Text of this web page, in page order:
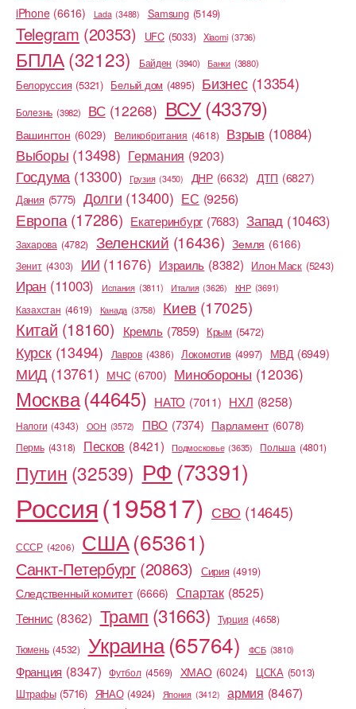
iPhone (6616) Lada (3488) Samsung (5149)
Telegram (20353) UFC (5033) Xiaomi (3736)
БПЛА(32123) Байден (3940) Банки (3880)
Белоруссия (5321) Белый дом (4895) Бизнес (13354)
Болезнь (3982) ВС (12268) ВСУ(43379)
Вашингтон (6029) Великобритания (4618) Взрыв (10884)
Выборы (13498) Германия (9203)
Госдума (13300) Грузия (3450) ДНР (6632) ДТП (6827)
Дания (5775) Долги (13400) ЕС (9256)
Европа (17286) Екатеринбург (7683) Запад (10463)
Захарова (4782) Зеленский (16436) Земля (6166)
Зенит (4303) ИИ (11676) Израиль (8382) Илон Маск (5243)
Иран (11003) Испания (3811) Италия (3626) КНР (3691)
Казахстан (4619) Канада (3758) Киев (17025)
Китай (18160) Кремль (7859) Крым (5472)
Курск (13494) Лавров (4386) Локомотив (4997) МВД (6949)
МИД (13761) МЧС (6700) Минобороны (12036)
Москва(44645) НАТО (7011) НХЛ (8258)
Налоги (4343) ООН (3572) ПВО (7374) Парламент (6078)
Пермь (4318) Песков (8421) Подмосковье (3635) Польша (4801)
Путин (32539) РФ (73391)
Россия(195817) СВО (14645)
СССР (4206) США(65361)
Санкт-Петербург (20863) Сирия (4919)
Следственный комитет (6666) Спартак (8525)
Теннис (8362) Трамп (31663) Турция (4658)
Тюмень (4532) Украина(65764) ФСБ (3810)
Франция (8347) Футбол (4569) ХМАО (6024) ЦСКА (5013)
Штрафы (5716) ЯНАО (4924) Япония (3412) армия (8467)